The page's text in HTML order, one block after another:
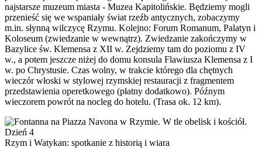
najstarsze muzeum miasta - Muzea Kapitolińskie. Będziemy mogli
przenieść się we wspaniały świat rzeźb antycznych, zobaczymy
m.in. słynną wilczycę Rzymu. Kolejno: Forum Romanum, Palatyn i
Koloseum (zwiedzanie w wewnątrz). Zwiedzanie zakończymy w
Bazylice św. Klemensa z XII w. Zejdziemy tam do poziomu z IV
w., a potem jeszcze niżej do domu konsula Flawiusza Klemensa z I
w. po Chrystusie. Czas wolny, w trakcie którego dla chętnych
wieczór włoski w stylowej rzymskiej restauracji z fragmentem
przedstawienia operetkowego (płatny dodatkowo). Późnym
wieczorem powrót na nocleg do hotelu. (Trasa ok. 12 km).
Dzień 4
Rzym i Watykan: spotkanie z historią i wiara